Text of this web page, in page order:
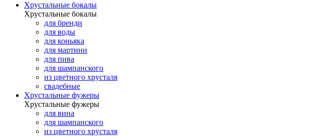
Хрустальные бокалы
Хрустальные бокалы
для бренди
для воды
для коньяка
для мартини
для пива
для шампанского
из цветного хрусталя
свадебные
Хрустальные фужеры
Хрустальные фужеры
для вина
для шампанского
из цветного хрусталя